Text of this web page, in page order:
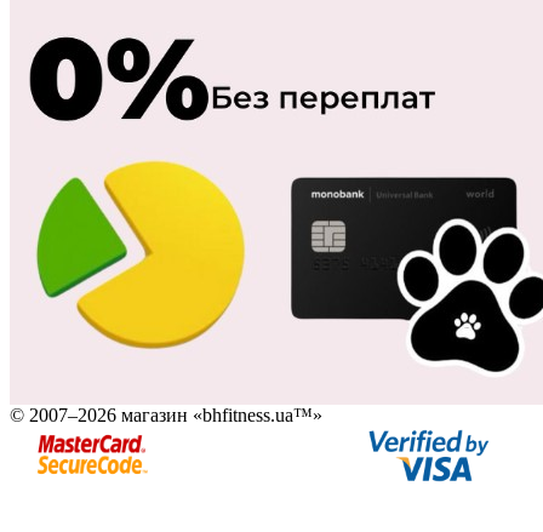
© 2007–2026 магазин «bhfitness.ua™»